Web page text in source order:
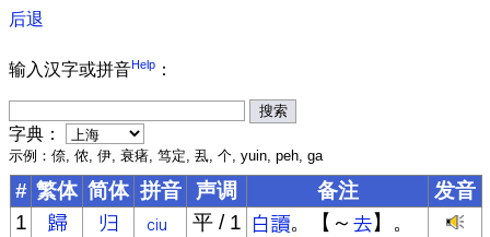
后退
输入汉字或拼音Help ：
字典：
示例：倷, 侬, 伊, 衰瘏, 笃定, 厾, 个, yuin, peh, ga
# 繁体 简体 拼音 声调 备注
发音
1
平 / 1 。【～
】。